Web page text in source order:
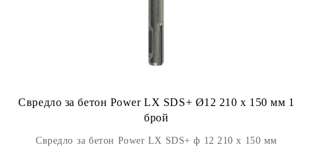
Свредло за бетон Power LX SDS+ Ø12 210 x 150 мм 1
брой
Свредло за бетон Power LX SDS+ ф 12 210 x 150 мм